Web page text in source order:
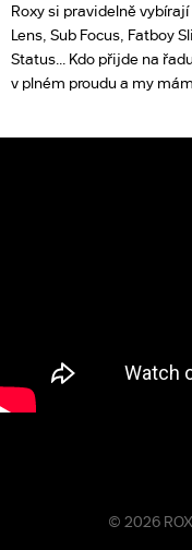
Roxy si pravidelně
Lens, Sub Focus, Fatboy
Status... Kdo přijde na
v plném proudu a my
© 2026